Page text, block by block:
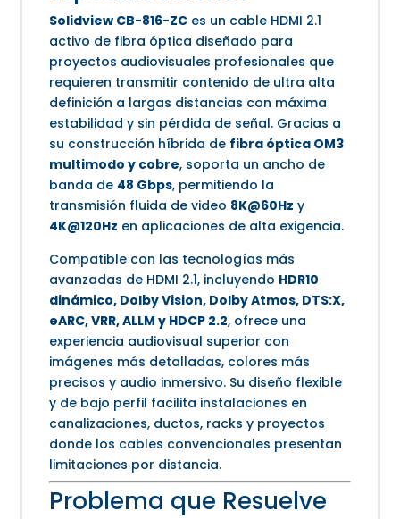
Solidview CB-816-ZC es un cable HDMI 2.1
activo de fibra óptica diseñado para
proyectos audiovisuales profesionales que
requieren transmitir contenido de ultra alta
definición a largas distancias con máxima
estabilidad y sin pérdida de señal. Gracias a
su construcción híbrida de fibra óptica OM3
multimodo y cobre, soporta un ancho de
banda de 48 Gbps, permitiendo la
transmisión fluida de video 8K@60Hz y
4K@120Hz en aplicaciones de alta exigencia.
Compatible con las tecnologías más
avanzadas de HDMI 2.1, incluyendo HDR10
dinámico, Dolby Vision, Dolby Atmos, DTS:X,
eARC, VRR, ALLM y HDCP 2.2, ofrece una
experiencia audiovisual superior con
imágenes más detalladas, colores más
precisos y audio inmersivo. Su diseño flexible
y de bajo perfil facilita instalaciones en
canalizaciones, ductos, racks y proyectos
donde los cables convencionales presentan
limitaciones por distancia.
Problema que Resuelve